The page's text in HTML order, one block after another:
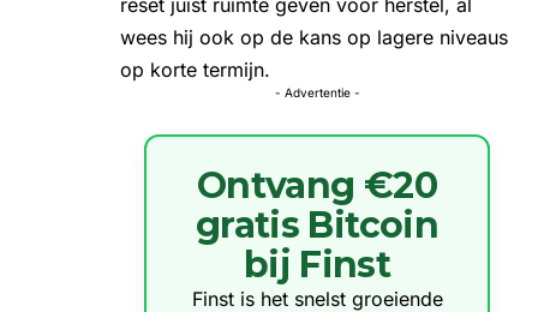
wees hij ook op de kans op lagere niveaus
op korte termijn.
- Advertentie -
Ontvang €20
gratis Bitcoin
bij Finst
Finst is het snelst groeiende